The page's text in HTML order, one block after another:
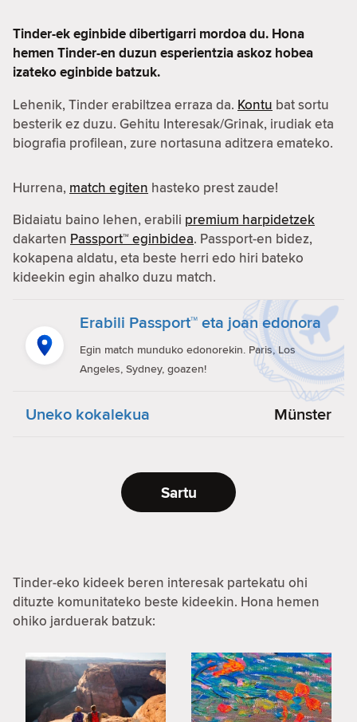
Tinder-ek eginbide dibertigarri mordoa du. Hona
hemen Tinder-en duzun esperientzia askoz hobea
izateko eginbide batzuk.
Lehenik, Tinder erabiltzea erraza da. Kontu bat sortu
besterik ez duzu. Gehitu Interesak/Grinak, irudiak eta
biografia profilean, zure nortasuna aditzera emateko.
Hurrena, match egiten hasteko prest zaude!
Bidaiatu baino lehen, erabili premium harpidetzek
dakarten Passport™ eginbidea. Passport-en bidez,
kokapena aldatu, eta beste herri edo hiri bateko
kideekin egin ahalko duzu match.
Erabili Passport™ eta joan edonora
Egin match munduko edonorekin. Paris, Los
Angeles, Sydney, goazen!
Uneko kokalekua Münster
Sartu
Tinder-eko kideek beren interesak partekatu ohi
dituzte komunitateko beste kideekin. Hona hemen
ohiko jarduerak batzuk: